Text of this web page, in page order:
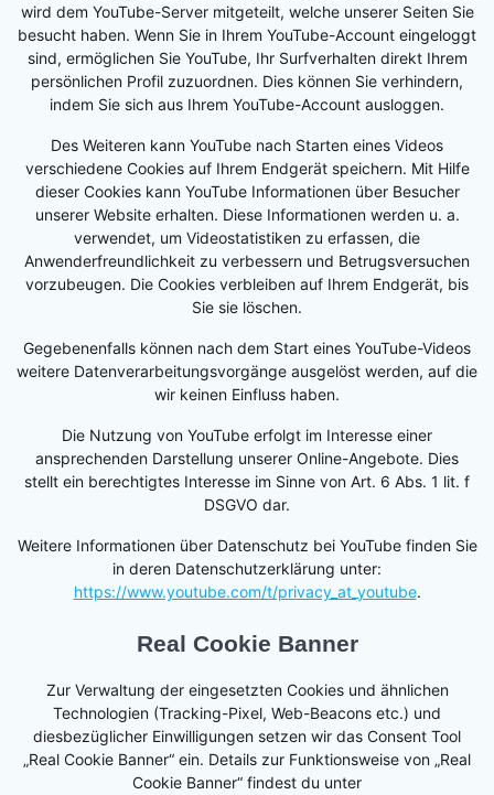
wird dem YouTube-Server mitgeteilt, welche unserer Seiten Sie
besucht haben. Wenn Sie in Ihrem YouTube-Account eingeloggt
sind, ermöglichen Sie YouTube, Ihr Surfverhalten direkt Ihrem
persönlichen Profil zuzuordnen. Dies können Sie verhindern,
indem Sie sich aus Ihrem YouTube-Account ausloggen.
Des Weiteren kann YouTube nach Starten eines Videos
verschiedene Cookies auf Ihrem Endgerät speichern. Mit Hilfe
dieser Cookies kann YouTube Informationen über Besucher
unserer Website erhalten. Diese Informationen werden u. a.
verwendet, um Videostatistiken zu erfassen, die
Anwenderfreundlichkeit zu verbessern und Betrugsversuchen
vorzubeugen. Die Cookies verbleiben auf Ihrem Endgerät, bis
Sie sie löschen.
Gegebenenfalls können nach dem Start eines YouTube-Videos
weitere Datenverarbeitungsvorgänge ausgelöst werden, auf die
wir keinen Einfluss haben.
Die Nutzung von YouTube erfolgt im Interesse einer
ansprechenden Darstellung unserer Online-Angebote. Dies
stellt ein berechtigtes Interesse im Sinne von Art. 6 Abs. 1 lit. f
DSGVO dar.
Weitere Informationen über Datenschutz bei YouTube finden Sie
in deren Datenschutzerklärung unter:
https://www.youtube.com/t/privacy_at_youtube.
Real Cookie Banner
Zur Verwaltung der eingesetzten Cookies und ähnlichen
Technologien (Tracking-Pixel, Web-Beacons etc.) und
diesbezüglicher Einwilligungen setzen wir das Consent Tool
„Real Cookie Banner“ ein. Details zur Funktionsweise von „Real
Cookie Banner“ findest du unter